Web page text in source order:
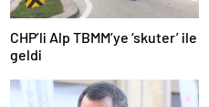
CHP’li Alp TBMM’ye ‘skuter’ ile
geldi